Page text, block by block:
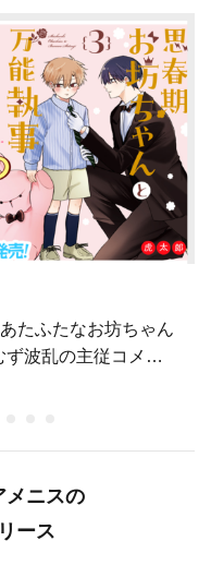
たふたなお坊ちゃん
波乱の主従コメデ
』第3巻、8月7日発
メニスの
ース